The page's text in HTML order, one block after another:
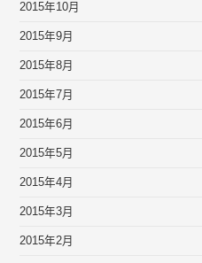
2015年10月
2015年9月
2015年8月
2015年7月
2015年6月
2015年5月
2015年4月
2015年3月
2015年2月